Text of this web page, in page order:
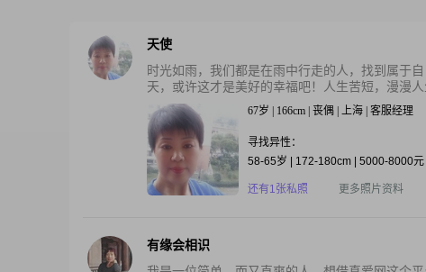
天使
时光如雨，我们都是在雨中行走的人，找到属于
天，或许这才是美好的幸福吧！人生苦短，漫漫人
67岁 | 166cm | 丧偶 | 上海 | 客服经理
寻找异性：
58-65岁 | 172-180cm | 5000-8000元
还有1张私照 更多照片资料
有缘会相识